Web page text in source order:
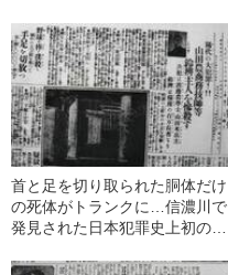
年残った謎
首と足を切り取られた胴体だけ
の死体がトランクに…信濃川で
発見された日本犯罪史上初のバ